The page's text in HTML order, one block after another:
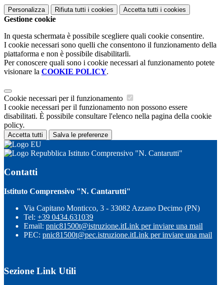
Personalizza Rifiuta tutti i cookies Accetta tutti i cookies
Gestione cookie
In questa schermata è possibile scegliere quali cookie consentire.
I cookie necessari sono quelli che consentono il funzionamento della
piattaforma e non è possibile disabilitarli.
Per conoscere quali sono i cookie necessari al funzionamento potete
visionare la COOKIE POLICY.
Cookie necessari per il funzionamento
I cookie necessari per il funzionamento non possono essere
disabilitati. È possibile consultare l'elenco nella pagina della cookie
policy.
Accetta tutti Salva le preferenze
Istituto Comprensivo "N. Cantarutti"
Contatti
Istituto Comprensivo "N. Cantarutti"
Via Capitano Monticco, 3 - 33082 Azzano Decimo (PN)
Tel: +39 0434.631039
Email: pnic81500t@istruzione.itLink per inviare una mail
PEC: pnic81500t@pec.istruzione.itLink per inviare una mail
Sezione Link Utili